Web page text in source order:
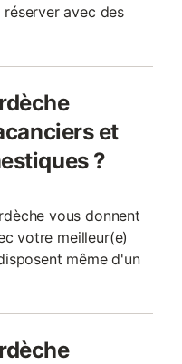
avec des
et
?
vous donnent
votre meilleur(e)
même d'un